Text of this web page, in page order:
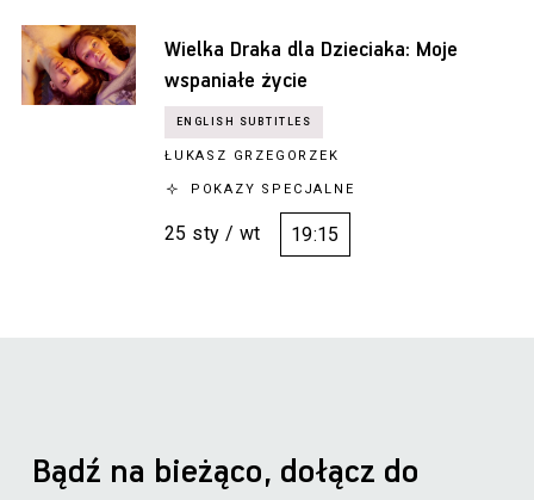
Wielka Draka dla Dzieciaka: Moje
wspaniałe życie
ŁUKASZ GRZEGORZEK
POKAZY SPECJALNE
25 sty / wt 19:15
Bądź na bieżąco, dołącz do